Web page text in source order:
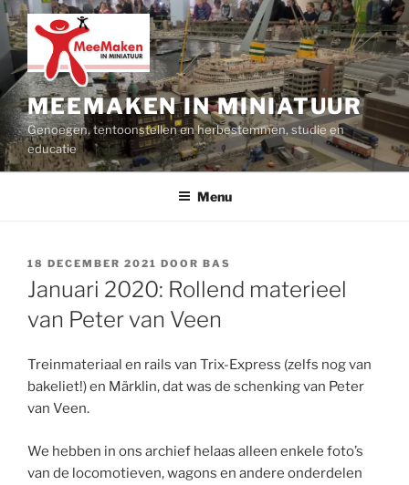
Ga
naar
de
inhoud
MEEMAKEN IN MINIATUUR
Genoegen, tentoonstellen en herbestemmen, studie en
educatie
Menu
GEPLAATST
OP
18 DECEMBER 2021 DOOR BAS
Januari 2020: Rollend materieel
van Peter van Veen
Treinmateriaal en rails van Trix-Express (zelfs nog van
bakeliet!) en Märklin, dat was de schenking van Peter
van Veen.
We hebben in ons archief helaas alleen enkele foto’s
van de locomotieven, wagons en andere onderdelen